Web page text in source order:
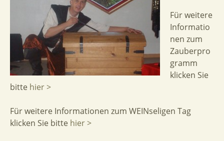
Für weitere
Informatio
nen zum
Zauberpro
gramm
klicken Sie
bitte hier >
Für weitere Informationen zum WEINseligen Tag
klicken Sie bitte hier >